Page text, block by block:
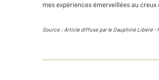
mes expériences émerveillées au creux
Source : Article diffusé par le Dauphiné Libéré